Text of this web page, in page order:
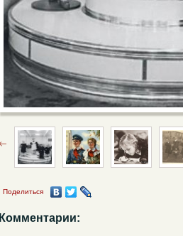
Поделиться
Комментарии: